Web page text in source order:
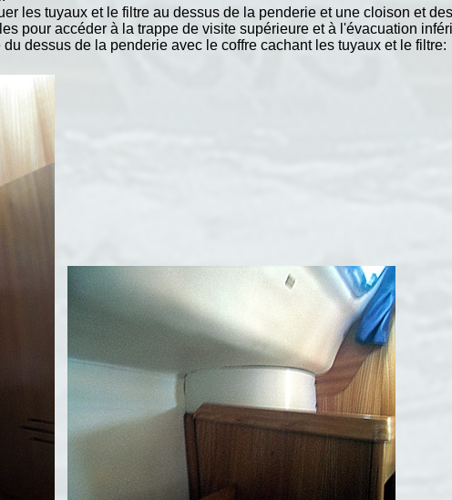
les tuyaux et le filtre au dessus de la penderie et une cloison et
pour accéder à la trappe de visite supérieure et à l'évacuation
dessus de la penderie avec le coffre cachant les tuyaux et le filtre: